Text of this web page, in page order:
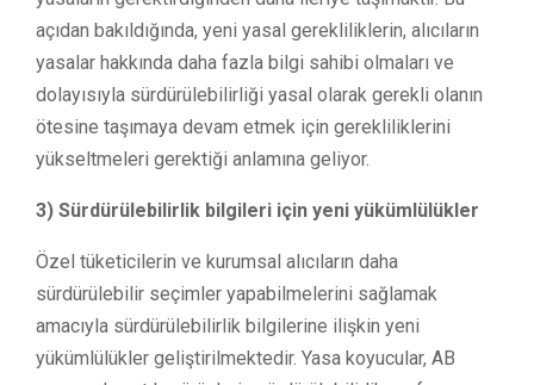
açıdan bakıldığında, yeni yasal gerekliliklerin, alıcıların
yasalar hakkında daha fazla bilgi sahibi olmaları ve
dolayısıyla sürdürülebilirliği yasal olarak gerekli olanın
ötesine taşımaya devam etmek için gerekliliklerini
yükseltmeleri gerektiği anlamına geliyor.
3) Sürdürülebilirlik bilgileri için yeni yükümlülükler
Özel tüketicilerin ve kurumsal alıcıların daha
sürdürülebilir seçimler yapabilmelerini sağlamak
amacıyla sürdürülebilirlik bilgilerine ilişkin yeni
yükümlülükler geliştirilmektedir. Yasa koyucular, AB